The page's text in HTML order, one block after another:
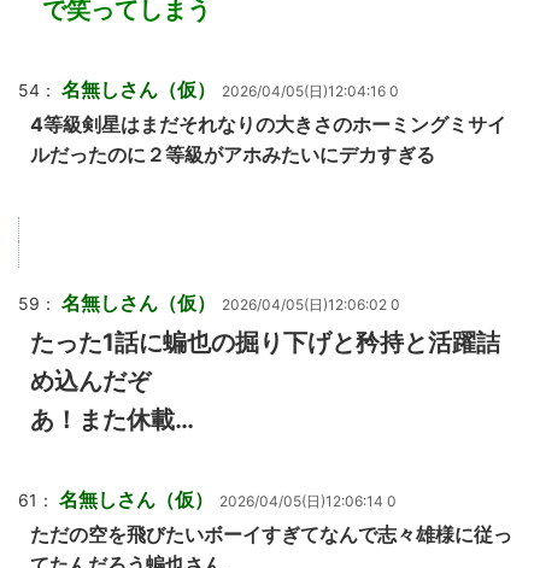
で笑ってしまう
54： 名無しさん（仮） 2026/04/05(日)12:04:16 0
4等級剣星はまだそれなりの大きさのホーミングミサイ
ルだったのに２等級がアホみたいにデカすぎる
59： 名無しさん（仮） 2026/04/05(日)12:06:02 0
たった1話に蝙也の掘り下げと矜持と活躍詰
め込んだぞ
あ！また休載…
61： 名無しさん（仮） 2026/04/05(日)12:06:14 0
ただの空を飛びたいボーイすぎてなんで志々雄様に従っ